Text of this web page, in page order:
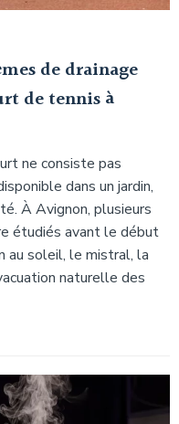
de drainage
de tennis à
ne consiste pas
dans un jardin,
À Avignon, plusieurs
étudiés avant le début
au soleil, le mistral, la
naturelle des